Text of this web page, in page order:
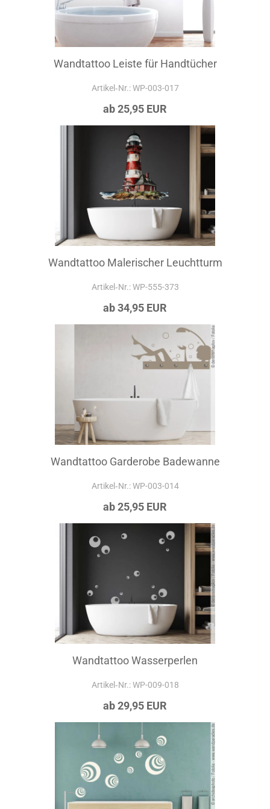
Wandtattoo Leiste für Handtücher
Artikel‑Nr.: WP-003-017
ab 25,95 EUR
Wandtattoo Malerischer Leuchtturm
Artikel‑Nr.: WP-555-373
ab 34,95 EUR
Wandtattoo Garderobe Badewanne
Artikel‑Nr.: WP-003-014
ab 25,95 EUR
Wandtattoo Wasserperlen
Artikel‑Nr.: WP-009-018
ab 29,95 EUR